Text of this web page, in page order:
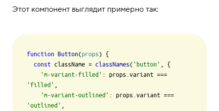
Этот компонент выглядит примерно так:
function Button(props) {
const className = classNames( 'button'
, {
'm-variant-filled' : props. variant
'filled'
'm-variant-outlined' : props. variant
'outlined'